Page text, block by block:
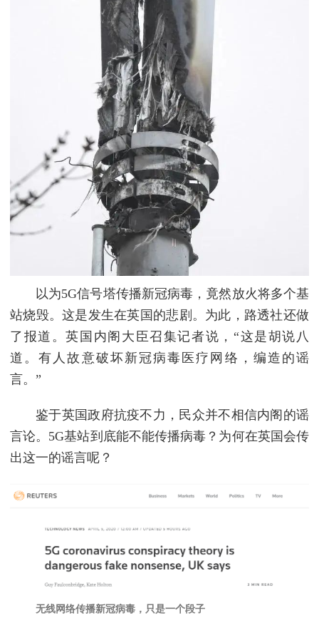
以为5G信号塔传播新冠病毒，竟然放火将多个基
站烧毁。这是发生在英国的悲剧。为此，路透社还做
了报道。英国内阁大臣召集记者说，“这是胡说八
道。有人故意破坏新冠病毒医疗网络，编造的谣
言。”
鉴于英国政府抗疫不力，民众并不相信内阁的谣
言论。5G基站到底能不能传播病毒？为何在英国会传
出这一的谣言呢？
无线网络传播新冠病毒，只是一个段子